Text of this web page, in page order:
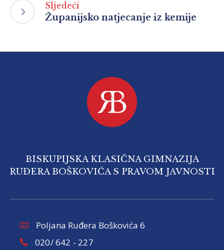
Sljedeći
Županijsko natjecanje iz kemije
BISKUPIJSKA KLASIČNA GIMNAZIJA
RUĐERA BOŠKOVIĆA S PRAVOM JAVNOSTI
Poljana Ruđera Boškovića 6
020/ 642 - 227